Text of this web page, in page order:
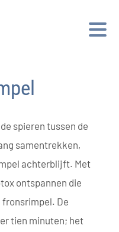
spieren tussen de
samentrekken,
achterblijft. Met
ontspannen die
fronsrimpel. De
tien minuten; het